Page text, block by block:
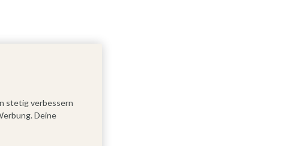
stetig verbessern
Deine